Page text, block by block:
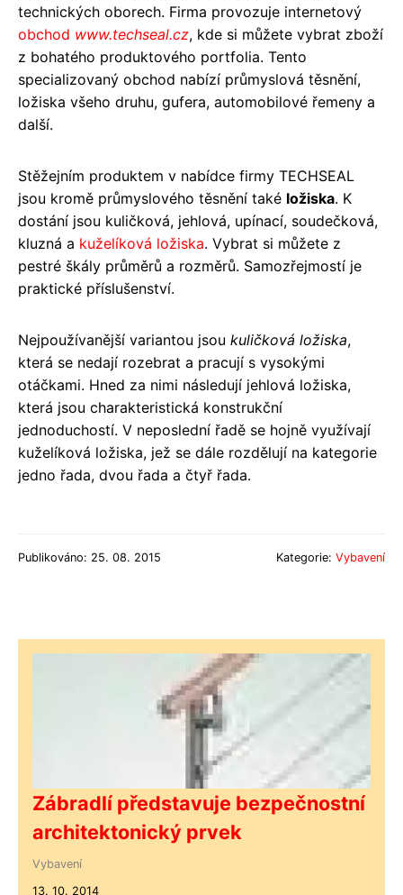
technických oborech. Firma provozuje internetový
obchod www.techseal.cz, kde si můžete vybrat zboží
z bohatého produktového portfolia. Tento
specializovaný obchod nabízí průmyslová těsnění,
ložiska všeho druhu, gufera, automobilové řemeny a
další.
Stěžejním produktem v nabídce firmy TECHSEAL
jsou kromě průmyslového těsnění také ložiska. K
dostání jsou kuličková, jehlová, upínací, soudečková,
kluzná a kuželíková ložiska. Vybrat si můžete z
pestré škály průměrů a rozměrů. Samozřejmostí je
praktické příslušenství.
Nejpoužívanější variantou jsou kuličková ložiska,
která se nedají rozebrat a pracují s vysokými
otáčkami. Hned za nimi následují jehlová ložiska,
která jsou charakteristická konstrukční
jednoduchostí. V neposlední řadě se hojně využívají
kuželíková ložiska, jež se dále rozdělují na kategorie
jedno řada, dvou řada a čtyř řada.
Publikováno: 25. 08. 2015 Kategorie: Vybavení
Zábradlí představuje bezpečnostní
architektonický prvek
Vybavení
13. 10. 2014